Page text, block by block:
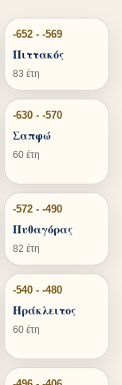
-652 - -569
Πιττακός
83 έτη
-630 - -570
Σαπφώ
60 έτη
-572 - -490
Πυθαγόρας
82 έτη
-540 - -480
Ηράκλειτος
60 έτη